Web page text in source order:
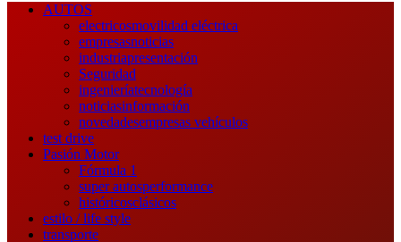
Menú
AUTOS
electricosmovilidad eléctrica
empresasnoticias
industriapresentación
Seguridad
ingenieríatecnología
noticiasinformación
novedadesempresas vehículos
test drive
Pasión Motor
Fórmula 1
super autosperformance
históricosclásicos
estilo / life style
transporte